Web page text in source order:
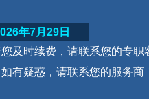
及时续费，请联系您的专职
有疑惑，请联系您的服务商
年7月29日